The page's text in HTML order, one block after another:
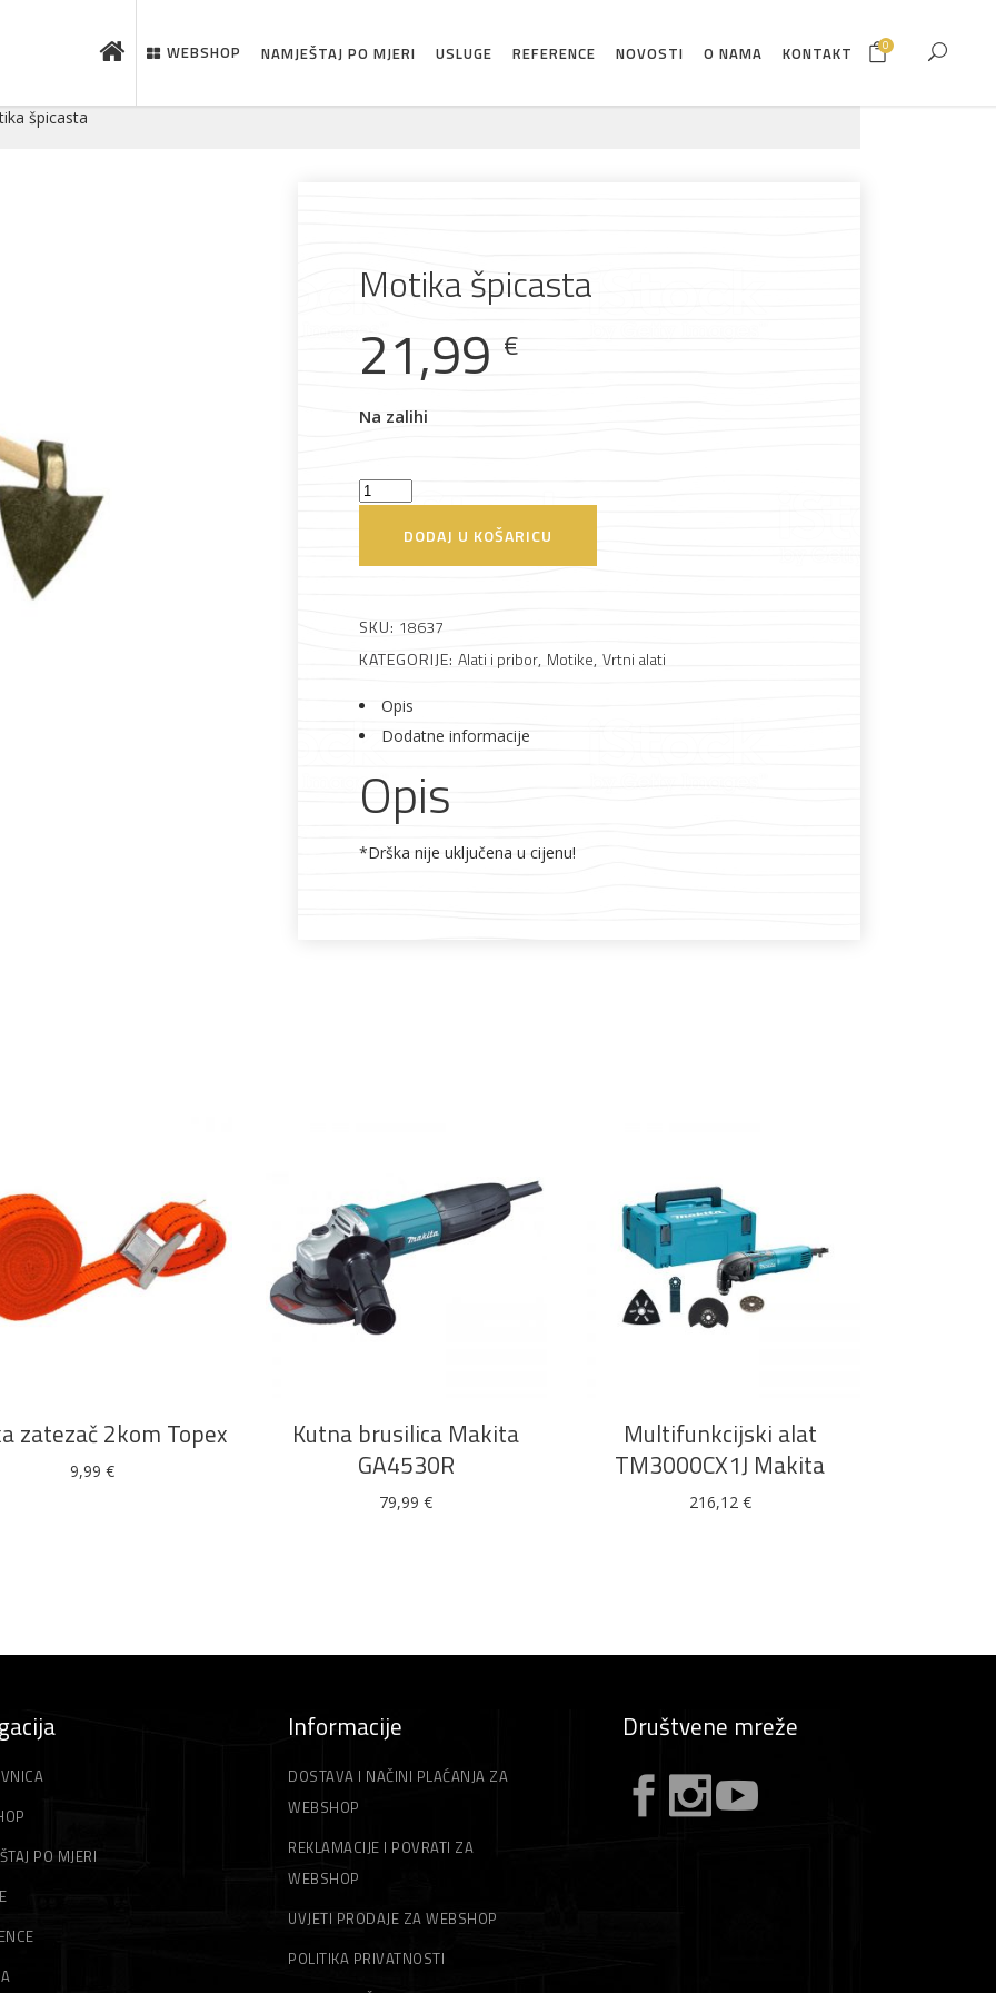
što je novo u ponudi
Alati i pribor Rasvjeta Boje i lakovi
Elektromaterijal Vijčana roba
WEBSHOP NAMJEŠTAJ PO MJERI USLUGE REFERENCE NOVOSTI O NAMA KONTAKT 0
špicasta
Motika špicasta
21,99 €
Na zalihi
Motika
količina
DODAJ U KOŠARICU
SKU: 18637
KATEGORIJE: Alati i pribor, Motike, Vrtni alati
Opis
Dodatne informacije
Opis
*Drška nije uključena u cijenu!
zatezač 2kom Topex
9,99 €
Kutna brusilica Makita
GA4530R
79,99€
Multifunkcijski alat
TM3000CX1J Makita
216,12 €
PO MJERI
Informacije
DOSTAVA I NAČINI PLAĆANJA ZA
WEBSHOP
REKLAMACIJE I POVRATI ZA
WEBSHOP
UVJETI PRODAJE ZA WEBSHOP
POLITIKA PRIVATNOSTI
Društvene mreže